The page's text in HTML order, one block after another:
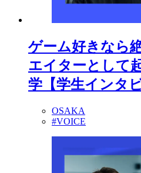
ゲーム好きなら
エイターとして
学【学生インタ
OSAKA
#VOICE